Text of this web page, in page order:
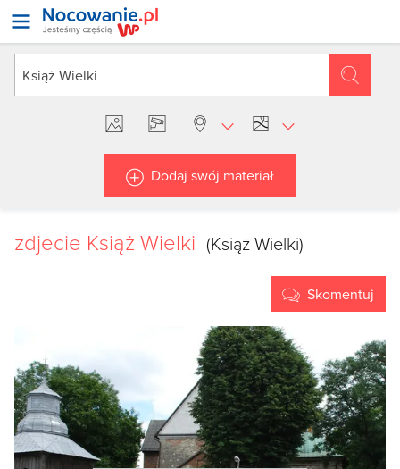
Dodaj swój materiał
zdjecie Książ Wielki (Książ Wielki)
Skomentuj